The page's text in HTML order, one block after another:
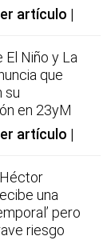
artículo
El Niño y La
que
su
en 23yM
artículo
una
pero
riesgo